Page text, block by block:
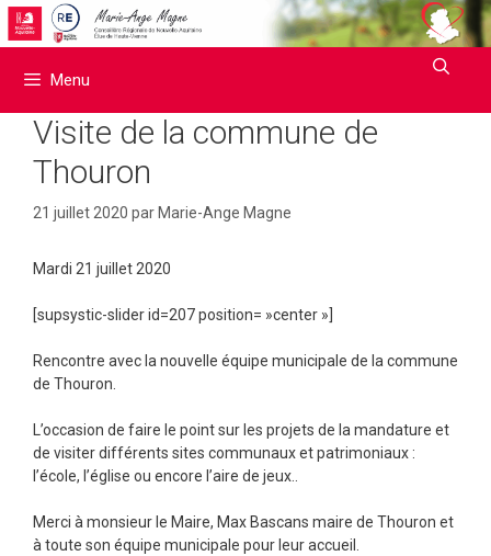
Aller
au
Menu
Visite de la commune de
Thouron
21 juillet 2020 par Marie-Ange Magne
Mardi 21 juillet 2020
[supsystic-slider id=207 position= »center »]
Rencontre avec la nouvelle équipe municipale de la commune
de Thouron.
L’occasion de faire le point sur les projets de la mandature et
de visiter différents sites communaux et patrimoniaux :
l’école, l’église ou encore l’aire de jeux..
Merci à monsieur le Maire, Max Bascans maire de Thouron et
à toute son équipe municipale pour leur accueil.